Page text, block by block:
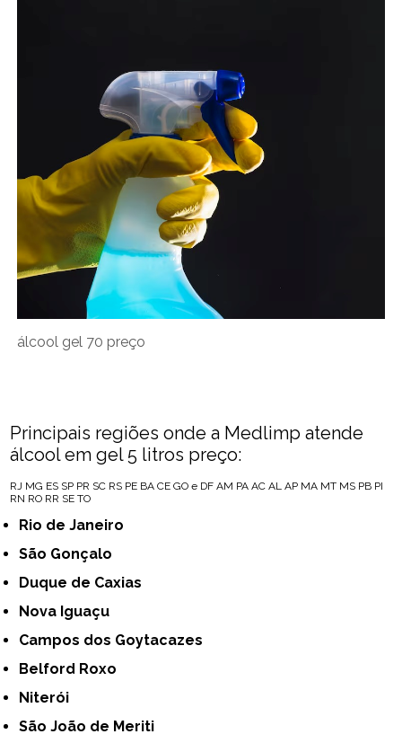
álcool gel 70 preço
Principais regiões onde a Medlimp atende
álcool em gel 5 litros preço:
RJ MG ES SP PR SC RS PE BA CE GO e DF AM PA AC AL AP MA MT MS PB PI
RN RO RR SE TO
Rio de Janeiro
São Gonçalo
Duque de Caxias
Nova Iguaçu
Campos dos Goytacazes
Belford Roxo
Niterói
São João de Meriti